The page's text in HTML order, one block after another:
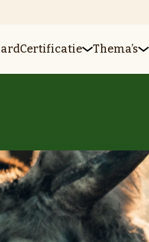
Certificatie Thema’s